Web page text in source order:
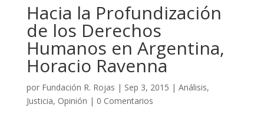
Hacia la Profundización
de los Derechos
Humanos en Argentina,
Horacio Ravenna
por Fundación R. Rojas | Sep 3, 2015 | Análisis,
Justicia, Opinión | 0 Comentarios